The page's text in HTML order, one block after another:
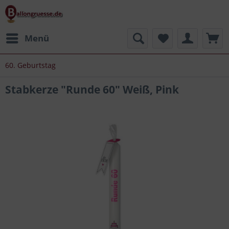
Menü
60. Geburtstag
Stabkerze "Runde 60" Weiß, Pink